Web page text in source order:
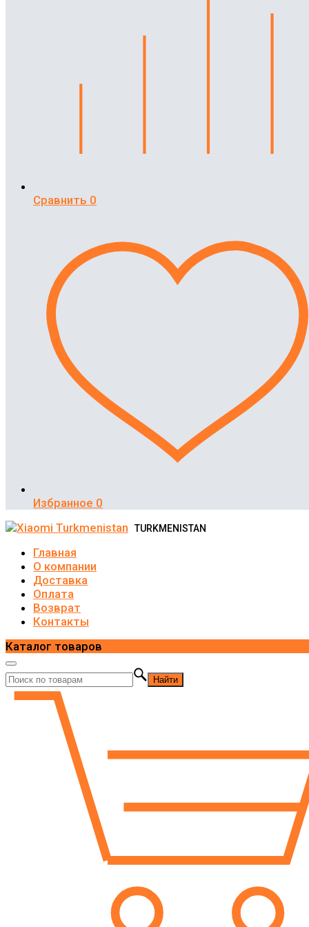
Сравнить 0
Избранное 0
TURKMENISTAN
Главная
О компании
Доставка
Оплата
Возврат
Контакты
Каталог товаров
Найти